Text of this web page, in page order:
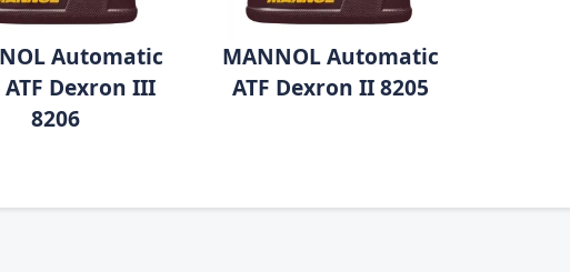
Automatic
ATF Dexron III
8206
MANNOL Automatic
ATF Dexron II 8205